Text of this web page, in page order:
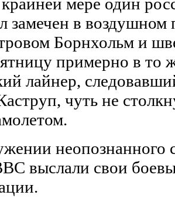
замечен в воздушном
Борнхольм и
примерно в то
лайнер,
чуть не
неопознанного
выслали свои